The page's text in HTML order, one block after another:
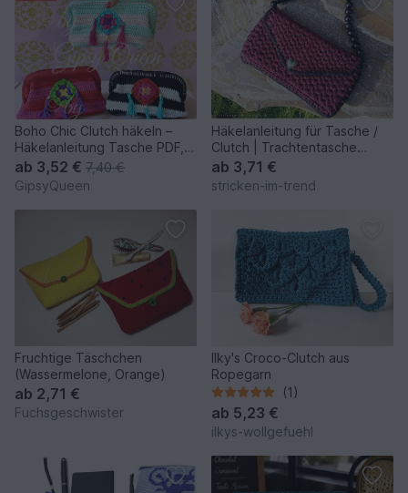
Boho Chic Clutch häkeln –
Häkelanleitung Tasche PDF,
Kosmetiktasche
ab 3,52 € 7,40 €
GipsyQueen
Häkelanleitung für Tasche /
Clutch | Trachtentasche
*Herzilein*
ab 3,71 €
stricken-im-trend
Fruchtige Täschchen
(Wassermelone, Orange)
ab 2,71 €
Fuchsgeschwister
Ilky's Croco-Clutch aus
Ropegarn
(1)
ab 5,23 €
ilkys-wollgefuehl